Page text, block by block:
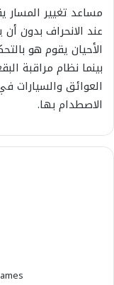
مساعد تغيير المسار
عند الانحراف بدون
الأحيان يقوم هو
بينما نظام مراقبة
العوائق والسيارات
الاصطدام بها.